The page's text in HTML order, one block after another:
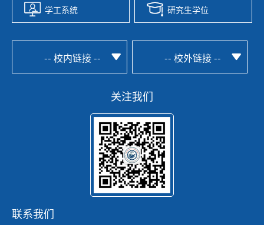
学工系统 研究生学位
-- 校内链接 -- -- 校外链接 --
关注我们
联系我们